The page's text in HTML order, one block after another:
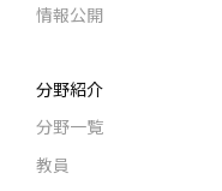
情報公開
分野紹介
分野一覧
教員